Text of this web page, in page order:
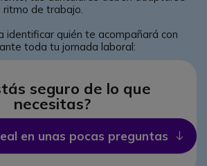
de trabajo.
identificar quién te acompañará con
toda tu jornada laboral:
seguro de lo que
necesitas?
en unas pocas preguntas